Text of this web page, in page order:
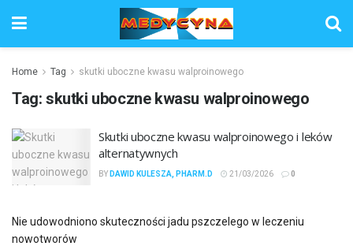
Home Tag skutki uboczne kwasu walproinowego
Tag: skutki uboczne kwasu walproinowego
Skutki uboczne kwasu walproinowego i leków
alternatywnych
BY DAWID KULESZA, PHARM.D 21/03/2026 0
Nie udowodniono skuteczności jadu pszczelego w leczeniu
nowotworów